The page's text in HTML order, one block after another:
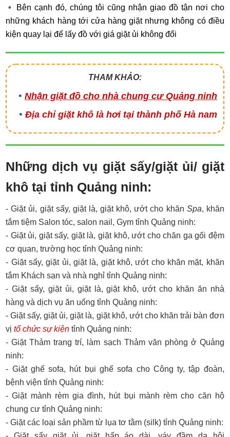
Bên cạnh đó, chúng tôi cũng nhận giao đồ tận nơi cho
những khách hàng tới cửa hàng giặt nhưng không có điều
kiện quay lại để lấy đồ với giá giặt ủi không đổi
THAM KHẢO:
Nhận giặt đồ cho nhà chung cư Quảng ninh
Địa chỉ giặt khô là hơi tại thành phố Hà nam
Những dịch vụ giặt sấy/giặt ủi/ giặt
khô tại tỉnh Quảng ninh:
- Giặt ủi, giặt sấy, giặt là, giặt khô, ướt cho khăn Spa, khăn
tắm tiệm Salon tóc, salon nail, Gym tỉnh Quảng ninh:
- Giặt ủi, giặt sấy, giặt là, giặt khô, ướt cho chăn ga gối đệm
cơ quan, trường học tỉnh Quảng ninh:
- Giặt sấy, giặt ủi, giặt là, giặt khô, ướt cho khăn mặt, khăn
tắm Khách sạn và nhà nghỉ tỉnh Quảng ninh:
- Giặt sấy, giặt ủi, giặt là, giặt khô, ướt cho khăn ăn nhà
hàng và dịch vụ ăn uống tỉnh Quảng ninh:
- Giặt sấy, giặt ủi, giặt là, giặt khô, ướt cho khăn trải bàn đơn
vịtổ chức sự kiện tỉnh Quảng ninh:
- Giặt Thảm trang trí, làm sạch Thảm văn phòng ở Quảng
ninh:
- Giặt ghế sofa, hút bụi ghế sofa cho Công ty, tập đoàn,
bệnh viện tỉnh Quảng ninh:
- Giặt mành rèm gia đình, hút bụi mành rèm cho căn hộ
chung cư tỉnh Quảng ninh:
- Giặt các loại sản phầm từ lụa tơ tằm (silk) tỉnh Quảng ninh: